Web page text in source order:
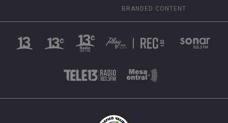
BRANDED CONTENT